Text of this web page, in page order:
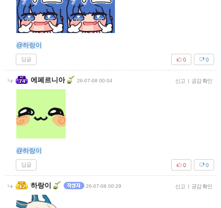
@하랑이
답글 0
0
에페르니아 26-07-08 00:04 신고 | 공감 확인
@하랑이
답글 0
0
하랑이 26-07-08 00:29 신고 | 공감 확인